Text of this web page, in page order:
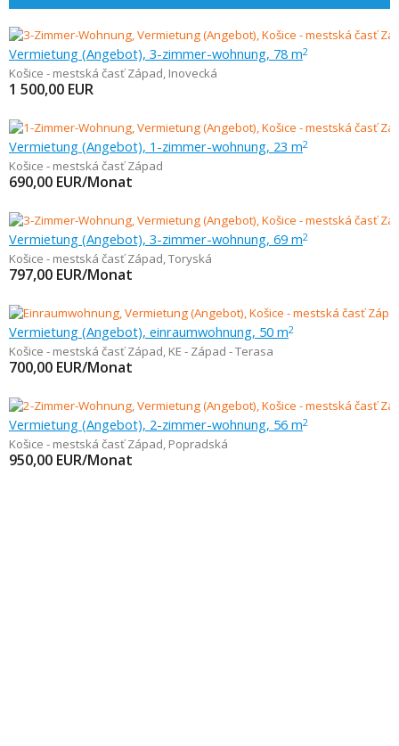
Vermietung (Angebot), 3-zimmer-wohnung, 78 m2
Košice - mestská časť Západ, Inovecká
1 500,00 EUR
Vermietung (Angebot), 1-zimmer-wohnung, 23 m2
Košice - mestská časť Západ
690,00 EUR/Monat
Vermietung (Angebot), 3-zimmer-wohnung, 69 m2
Košice - mestská časť Západ,Toryská
797,00 EUR/Monat
Vermietung (Angebot), einraumwohnung, 50 m2
Košice - mestská časť Západ, KE - Západ - Terasa
700,00 EUR/Monat
Vermietung (Angebot), 2-zimmer-wohnung, 56 m2
Košice - mestská časť Západ, Popradská
950,00 EUR/Monat